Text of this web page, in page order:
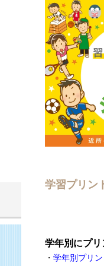
学習プリン
学年別にプ
・ 学年別プリ